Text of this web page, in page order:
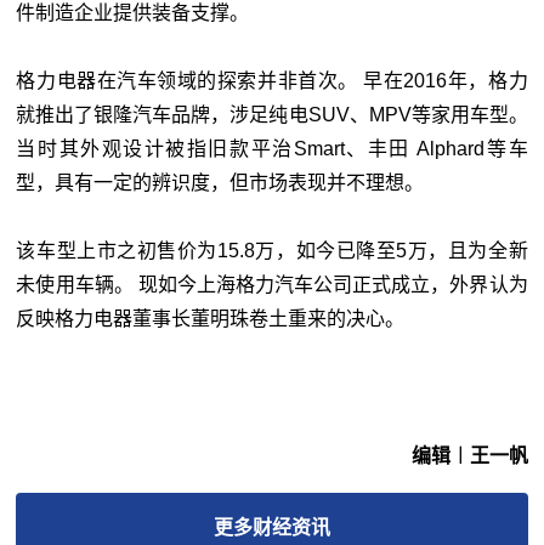
件制造企业提供装备支撑。
格力电器在汽车领域的探索并非首次。 早在2016年，格力
就推出了银隆汽车品牌，涉足纯电SUV、MPV等家用车型。
当时其外观设计被指旧款平治Smart、丰田 Alphard等车
型，具有一定的辨识度，但市场表现并不理想。
该车型上市之初售价为15.8万，如今已降至5万，且为全新
未使用车辆。 现如今上海格力汽车公司正式成立，外界认为
反映格力电器董事长董明珠卷土重来的决心。
编辑︱王一帆
更多财经资讯